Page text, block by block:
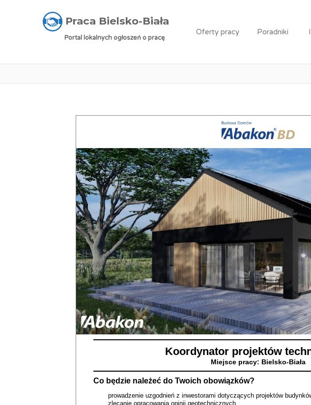
Praca Bielsko-Biała
Portal lokalnych ogłoszeń o pracę
Oferty pracy Poradniki
Praca Bielsko-Biała » Oferty pracy
Praca:
Koordynator projektów
Miejsce pracy: Bielsko-Biała
Co będzie należeć do Twoich obowiązków?
prowadzenie uzgodnień z inwestorami dotyczących projektów
zlecanie opracowania opinii geotechnicznych,